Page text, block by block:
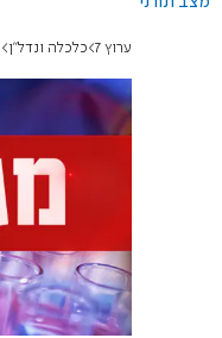
ערוץ 7 כלכלה ונדל"ן